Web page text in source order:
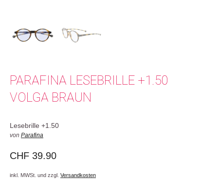
PARAFINA LESEBRILLE +1.50
VOLGA BRAUN
Lesebrille +1.50
von Parafina
CHF 39.90
inkl. MWSt. und zzgl. Versandkosten